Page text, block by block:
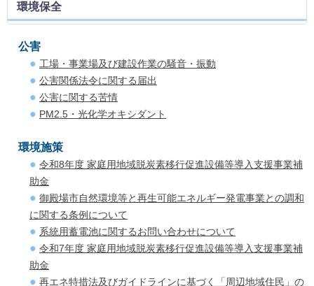
環境保全
公害
工場・事業場及び建設作業の騒音・振動
公害関係法令に関する届出
公害に関する苦情
PM2.5・光化学オキシダント
環境施策
令和8年度 家庭用地域脱炭素移行促進設備等導入支援事業補
助金
御殿場市自然環境等と再生可能エネルギー発電事業との調和
に関する条例について
系統用蓄電池に関するお問い合わせについて
令和7年度 家庭用地域脱炭素移行促進設備等導入支援事業補
助金
再エネ特措法及びガイドラインに基づく「周辺地域住民」の